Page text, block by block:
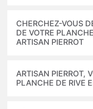
CHERCHEZ-VOUS
DE VOTRE
ARTISAN PIERROT
ARTISAN PIERROT,
PLANCHE DE RIVE